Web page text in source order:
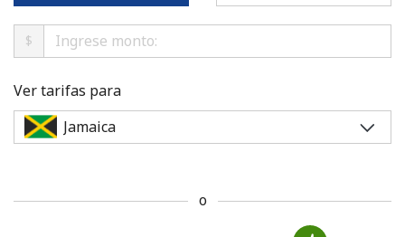
No se ha creado una contraseña
$
Ver tarifas para
o